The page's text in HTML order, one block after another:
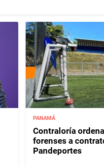
PANAMÁ
Contraloría
forenses a
Pandeportes